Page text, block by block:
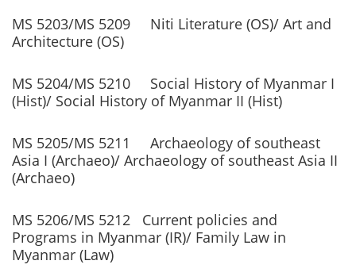
MS 5203/MS 5209 Niti Literature (OS)/ Art and
Architecture (OS)
MS 5204/MS 5210 Social History of Myanmar I
(Hist)/ Social History of Myanmar II (Hist)
MS 5205/MS 5211 Archaeology of southeast
Asia I (Archaeo)/ Archaeology of southeast Asia II
(Archaeo)
MS 5206/MS 5212 Current policies and
Programs in Myanmar (IR)/ Family Law in
Myanmar (Law)